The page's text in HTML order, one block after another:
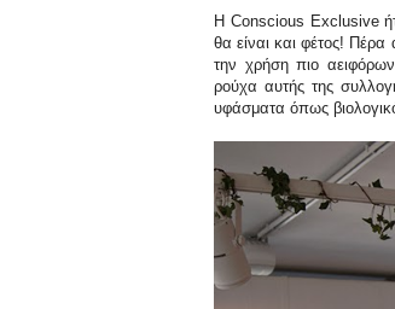
H Conscious Exclusive
θα είναι και φέτος!
την χρήση πιο
ρούχα αυτής της
υφάσματα όπως